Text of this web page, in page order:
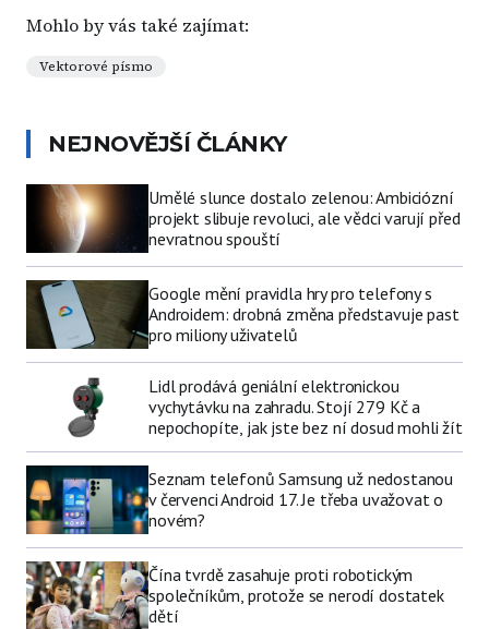
Mohlo by vás také zajímat:
Vektorové písmo
NEJNOVĚJŠÍ ČLÁNKY
Umělé slunce dostalo zelenou: Ambiciózní
projekt slibuje revoluci, ale vědci varují před
nevratnou spouští
Google mění pravidla hry pro telefony s
Androidem: drobná změna představuje past
pro miliony uživatelů
Lidl prodává geniální elektronickou
vychytávku na zahradu. Stojí 279 Kč a
nepochopíte, jak jste bez ní dosud mohli žít
Seznam telefonů Samsung už nedostanou
v červenci Android 17. Je třeba uvažovat o
novém?
Čína tvrdě zasahuje proti robotickým
společníkům, protože se nerodí dostatek
dětí